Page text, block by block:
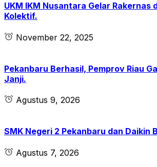
UKM IKM Nusantara Gelar Rakernas
Kolektif.
November 22, 2025
Pekanbaru Berhasil, Pemprov Riau
Janji.
Agustus 9, 2026
SMK Negeri 2 Pekanbaru dan Daikin
Agustus 7, 2026